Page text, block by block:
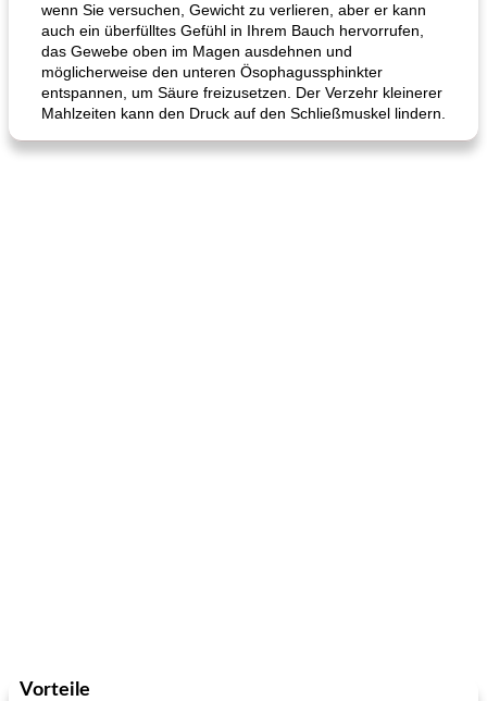
Hühnchen, Süßkartoffelsuppe
wenn Sie versuchen, Gewicht zu verlieren, aber er kann
auch ein überfülltes Gefühl in Ihrem Bauch hervorrufen,
das Gewebe oben im Magen ausdehnen und
möglicherweise den unteren Ösophagussphinkter
entspannen, um Säure freizusetzen. Der Verzehr kleinerer
Mahlzeiten kann den Druck auf den Schließmuskel lindern.
Vorteile